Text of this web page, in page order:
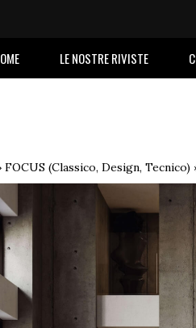
LE NOSTRE RIVISTE
FOCUS (Classico, Design, Tecnico)